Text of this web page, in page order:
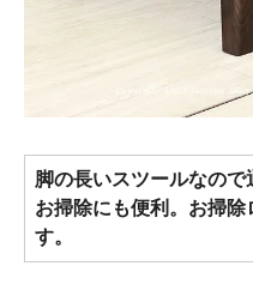
脚の長いスツールなの
お掃除にも便利。お掃除
す。